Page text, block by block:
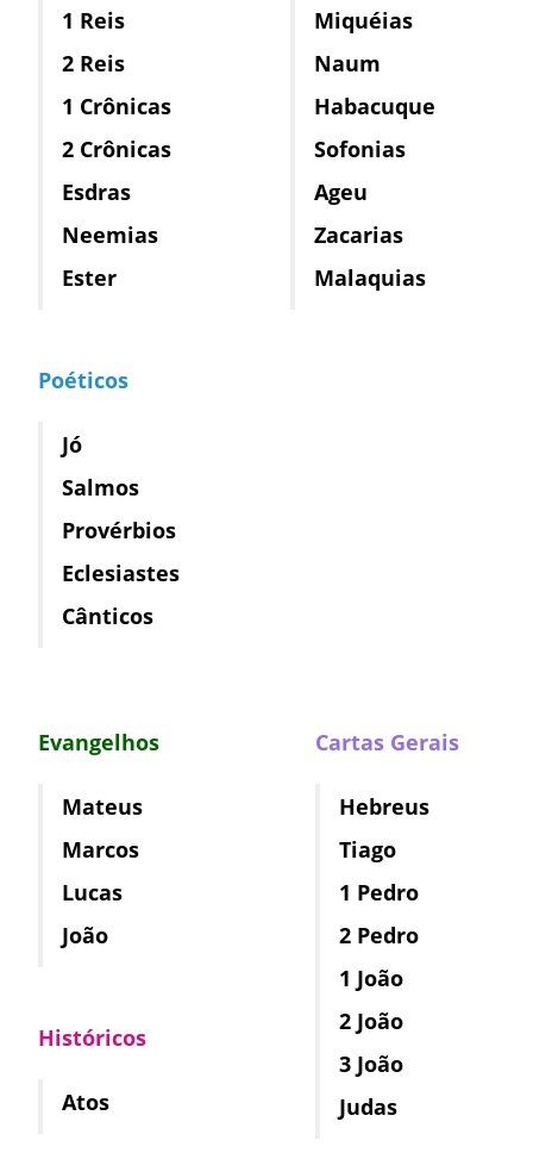
1 Reis
2 Reis
1 Crônicas
2 Crônicas
Esdras
Neemias
Ester
Poéticos
Jó
Salmos
Provérbios
Eclesiastes
Cânticos
Miquéias
Naum
Habacuque
Sofonias
Ageu
Zacarias
Malaquias
Evangelhos
Mateus
Marcos
Lucas
João
Históricos
Atos
Cartas Gerais
Hebreus
Tiago
1 Pedro
2 Pedro
1 João
2 João
3 João
Judas